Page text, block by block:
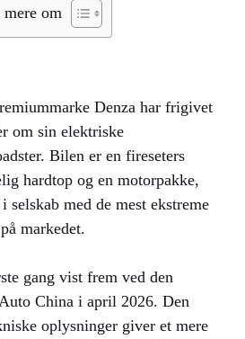
om
Denza har frigivet
om sin elektriske
Bilen er en fireseters
hardtop og en motorpakke,
selskab med de mest ekstreme
markedet.
gang vist frem ved den
China i april 2026. Den
oplysninger giver et mere